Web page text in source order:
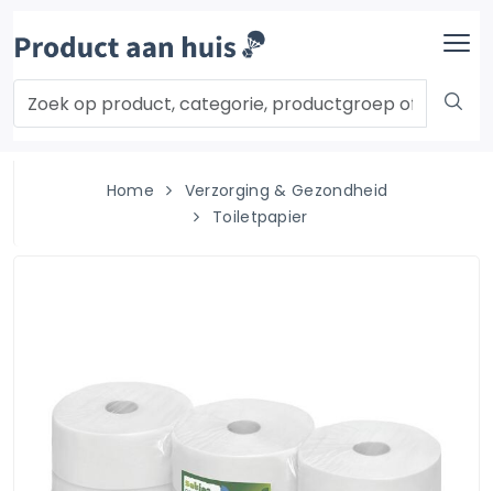
Home
Verzorging & Gezondheid
Toiletpapier